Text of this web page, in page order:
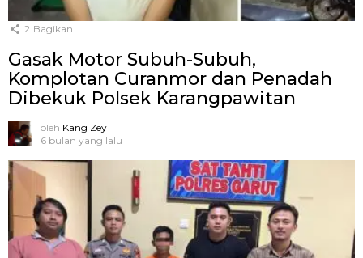
2 Bagikan
Gasak Motor Subuh-Subuh,
Komplotan Curanmor dan Penadah
Dibekuk Polsek Karangpawitan
oleh Kang Zey
6 bulan yang lalu